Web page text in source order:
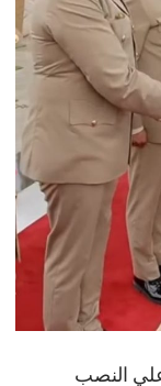
النصب